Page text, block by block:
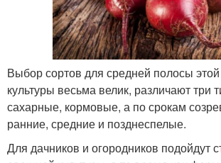
Выбор сортов для средней полосы
культуры весьма велик, различают три
сахарные, кормовые, а по срокам
ранние, средние и позднеспелые.
Для дачников и огородников подойдут